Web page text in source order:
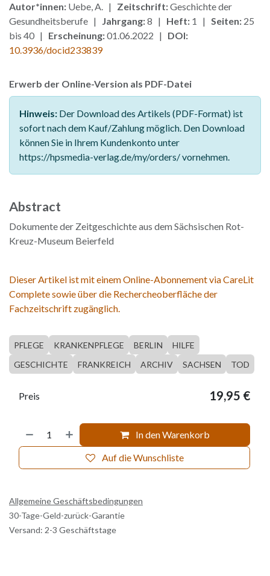
Autor*innen: Uebe, A. | Zeitschrift:Geschichte der
Gesundheitsberufe | Jahrgang:8 | Heft: 1 | Seiten: 25
bis 40 | Erscheinung:01.06.2022 | DOI:
10.3936/docid233839
Erwerb der Online-Version als PDF-Datei
Hinweis: Der Download des Artikels (PDF-Format) ist
sofort nach dem Kauf/Zahlung möglich. Den Download
können Sie in Ihrem Kundenkonto unter
https://hpsmedia-verlag.de/my/orders/ vornehmen.
Abstract
Dokumente der Zeitgeschichte aus dem Sächsischen Rot-
Kreuz-Museum Beierfeld
Dieser Artikel ist mit einem Online-Abonnement via CareLit
Complete sowie über die Rechercheoberfläche der
Fachzeitschrift zugänglich.
PFLEGE KRANKENPFLEGE BERLIN
HILFE
GESCHICHTE
FRANKREICH ARCHIV SACHSEN TOD
In den Warenkorb
Auf die Wunschliste
Preis 19,95 €
Allgemeine Geschäftsbedingungen
30-Tage-Geld-zurück-Garantie
Versand: 2-3 Geschäftstage